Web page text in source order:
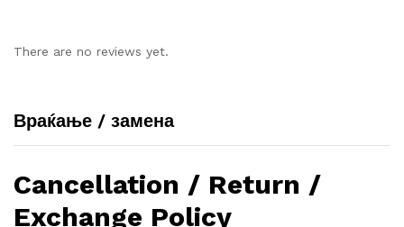
There are no reviews yet.
Враќање / замена
Cancellation / Return /
Exchange Policy